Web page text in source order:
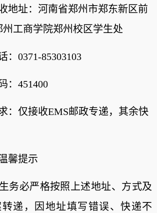
地址：河南省郑州市郑东新区前
州工商学院郑州校区学生处
：0371-85303103
：451400
：仅接收EMS邮政专递，其余快
馨提示
务必严格按照上述地址、方式及
递，因地址填写错误、快递不